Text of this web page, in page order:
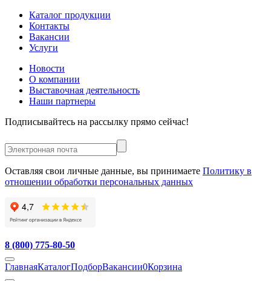
Каталог продукции
Контакты
Вакансии
Услуги
Новости
О компании
Выставочная деятельность
Наши партнеры
Подписывайтесь на рассылку прямо сейчас!
Оставляя свои личные данные, вы принимаете Политику в
отношении обработки персональных данных
8 (800) 775-80-50
ГлавнаяКаталогПодборВакансии0Корзина